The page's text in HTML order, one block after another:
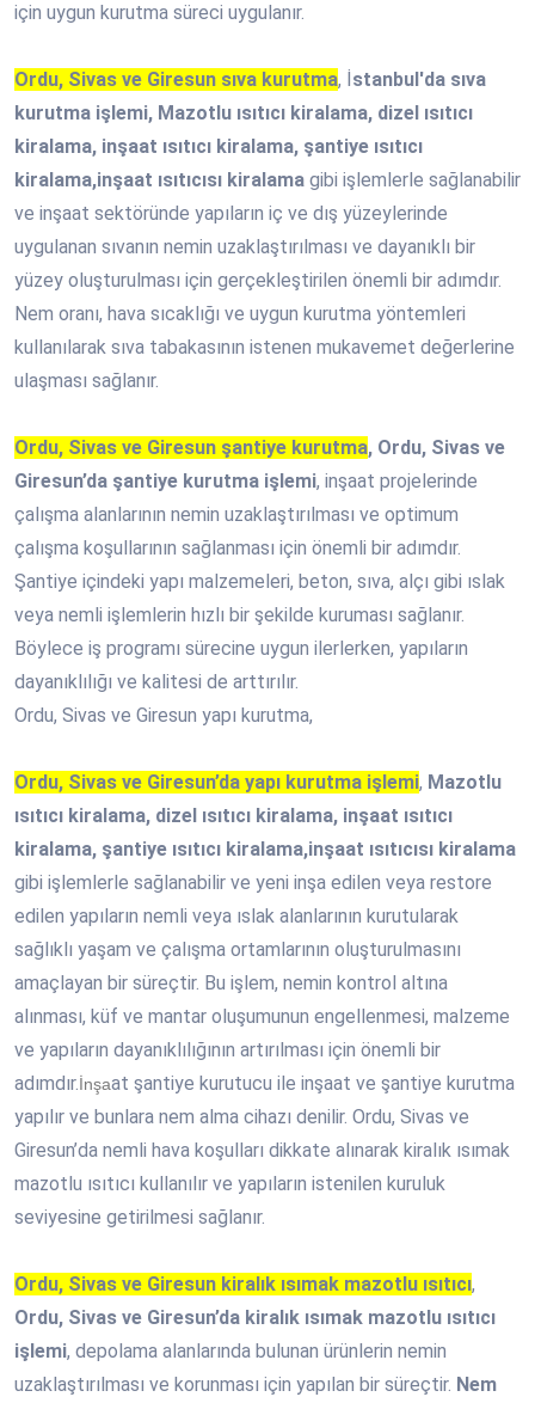
için uygun kurutma süreci uygulanır.
Ordu, Sivas ve Giresun sıva kurutma, İ stanbul'da sıva
kurutma işlemi, Mazotlu ısıtıcı kiralama, dizel ısıtıcı
kiralama, inşaat ısıtıcı kiralama, şantiye ısıtıcı
kiralama,inşaat ısıtıcısı kiralama gibi işlemlerle sağlanabilir
ve inşaat sektöründe yapıların iç ve dış yüzeylerinde
uygulanan sıvanın nemin uzaklaştırılması ve dayanıklı bir
yüzey oluşturulması için gerçekleştirilen önemli bir adımdır.
Nem oranı, hava sıcaklığı ve uygun kurutma yöntemleri
kullanılarak sıva tabakasının istenen mukavemet değerlerine
ulaşması sağlanır.
Ordu, Sivas ve Giresun şantiye kurutma, Ordu, Sivas ve
Giresun’da şantiye kurutma işlemi, inşaat projelerinde
çalışma alanlarının nemin uzaklaştırılması ve optimum
çalışma koşullarının sağlanması için önemli bir adımdır.
Şantiye içindeki yapı malzemeleri, beton, sıva, alçı gibi ıslak
veya nemli işlemlerin hızlı bir şekilde kuruması sağlanır.
Böylece iş programı sürecine uygun ilerlerken, yapıların
dayanıklılığı ve kalitesi de arttırılır.
Ordu, Sivas ve Giresun yapı kurutma,
Ordu, Sivas ve Giresun’da yapı kurutma işlemi, Mazotlu
ısıtıcı kiralama, dizel ısıtıcı kiralama, inşaat ısıtıcı
kiralama, şantiye ısıtıcı kiralama,inşaat ısıtıcısı kiralama
gibi işlemlerle sağlanabilir ve yeni inşa edilen veya restore
edilen yapıların nemli veya ıslak alanlarının kurutularak
sağlıklı yaşam ve çalışma ortamlarının oluşturulmasını
amaçlayan bir süreçtir. Bu işlem, nemin kontrol altına
alınması, küf ve mantar oluşumunun engellenmesi, malzeme
ve yapıların dayanıklılığının artırılması için önemli bir
adımdır.İnşaat şantiye kurutucu ile inşaat ve şantiye kurutma
yapılır ve bunlara nem alma cihazı denilir. Ordu, Sivas ve
Giresun’da nemli hava koşulları dikkate alınarak kiralık ısımak
mazotlu ısıtıcı kullanılır ve yapıların istenilen kuruluk
seviyesine getirilmesi sağlanır.
Ordu, Sivas ve Giresun kiralık ısımak mazotlu ısıtıcı,
Ordu, Sivas ve Giresun’da kiralık ısımak mazotlu ısıtıcı
işlemi, depolama alanlarında bulunan ürünlerin nemin
uzaklaştırılması ve korunması için yapılan bir süreçtir. Nem